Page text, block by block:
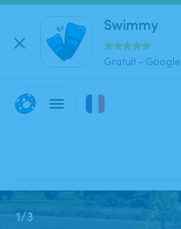
Swimmy
Gratuit -
Cette annonce est
1/3